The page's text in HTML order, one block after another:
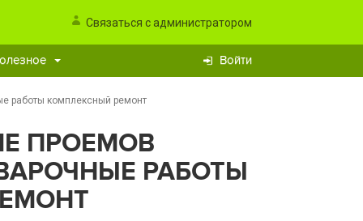
Связаться с администратором
Войти
работы комплексный ремонт
ПРОЕМОВ
РАБОТЫ